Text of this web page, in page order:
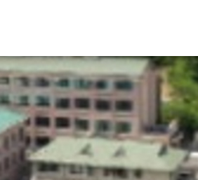
資料請求
大学・短大の資料種類から請求
大学パンフ
学部・学科パンフ